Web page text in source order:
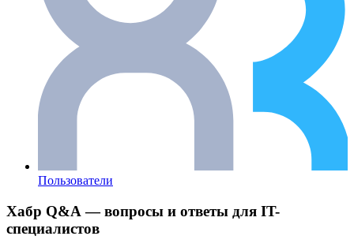
Пользователи
Хабр Q&A — вопросы и ответы для IT-
специалистов